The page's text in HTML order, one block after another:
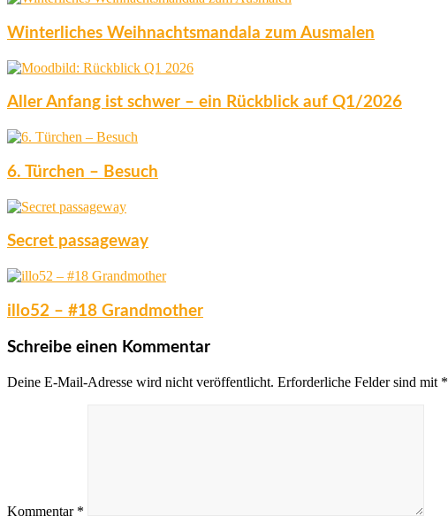
Winterliches Weihnachtsmandala zum Ausmalen
Aller Anfang ist schwer – ein Rückblick auf Q1/2026
6. Türchen – Besuch
Secret passageway
illo52 – #18 Grandmother
Schreibe einen Kommentar
Deine E-Mail-Adresse wird nicht veröffentlicht. Erforderliche Felder sind mit *
Kommentar *